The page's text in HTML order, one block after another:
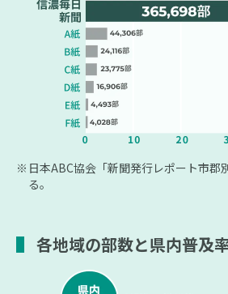
日本ABC協会「新聞発行レポート市郡
る。
各地域の部数と県内普及